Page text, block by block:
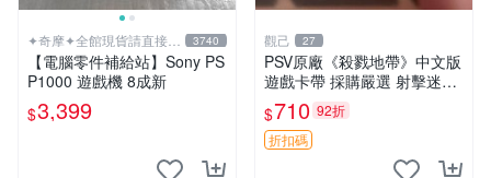
✦奇摩✦全館現貨請直接下
標
3740
【電腦零件補給站】Sony PS
P1000 遊戲機 8成新
$3,399
觀己 27
PSV原廠《殺戮地帶》中文版
遊戲卡帶 採購嚴選 射擊迷必
備 成色尚佳 插入即玩 殺戮地
帶 PSV 射擊 游戲
$710 92折
折扣碼